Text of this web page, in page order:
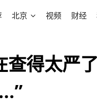
北京 视频 财经
查得太严